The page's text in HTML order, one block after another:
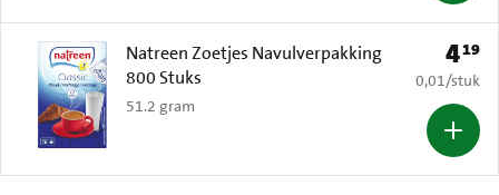
Natreen Zoetjes Navulverpakking
800 Stuks
51.2 gram
Prijs:
419
€ 0,01 per
0,01/stuk